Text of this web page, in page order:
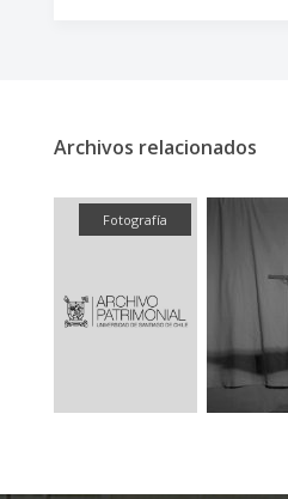
Archivos relacionados
Fotografía